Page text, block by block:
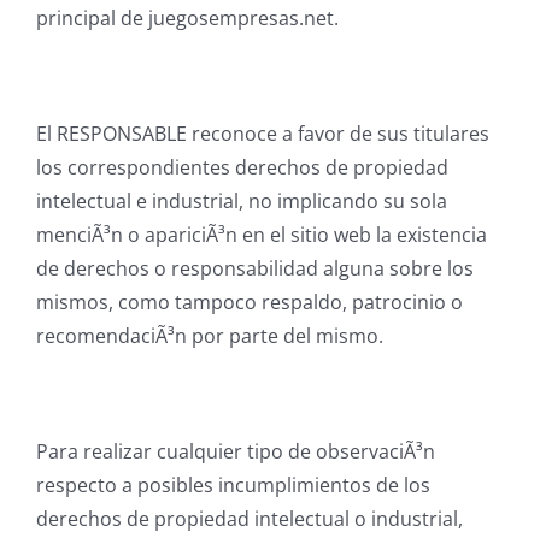
principal de juegosempresas.net.
El RESPONSABLE reconoce a favor de sus titulares
los correspondientes derechos de propiedad
intelectual e industrial, no implicando su sola
menciÃ³n o apariciÃ³n en el sitio web la existencia
de derechos o responsabilidad alguna sobre los
mismos, como tampoco respaldo, patrocinio o
recomendaciÃ³n por parte del mismo.
Para realizar cualquier tipo de observaciÃ³n
respecto a posibles incumplimientos de los
derechos de propiedad intelectual o industrial,